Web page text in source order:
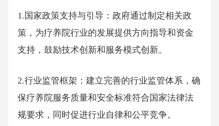
1.国家政策支持与引导：政府通过制定相关政
策，为疗养院行业的发展提供方向指导和资金
支持，鼓励技术创新和服务模式创新。
2.行业监管框架：建立完善的行业监管体系，确
保疗养院服务质量和安全标准符合国家法律法
规要求，同时促进行业自律和公平竞争。